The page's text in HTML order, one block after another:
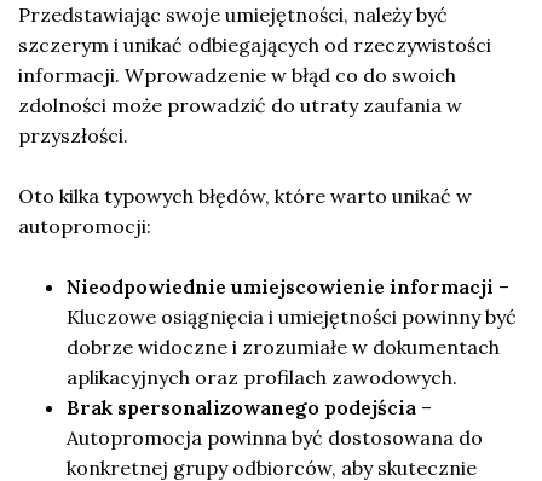
Przedstawiając swoje umiejętności, należy być
szczerym i unikać odbiegających od rzeczywistości
informacji. Wprowadzenie w błąd co do swoich
zdolności może prowadzić do utraty zaufania w
przyszłości.
Oto kilka typowych błędów, które warto unikać w
autopromocji:
Nieodpowiednie umiejscowienie informacji –
Kluczowe osiągnięcia i umiejętności powinny być
dobrze widoczne i zrozumiałe w dokumentach
aplikacyjnych oraz profilach zawodowych.
Brak spersonalizowanego podejścia –
Autopromocja powinna być dostosowana do
konkretnej grupy odbiorców, aby skutecznie